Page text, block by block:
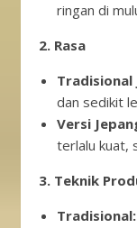
ringan di
2. Rasa
Tradisional
dan sedikit
Versi
terlalu kuat,
3. Teknik
Tradisional: